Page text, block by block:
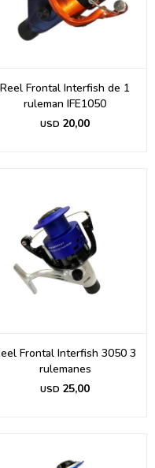
Reel Frontal Interfish de 1
ruleman IFE1050
USD 20,00
Frontal Interfish 3050 3
rulemanes
USD 25,00